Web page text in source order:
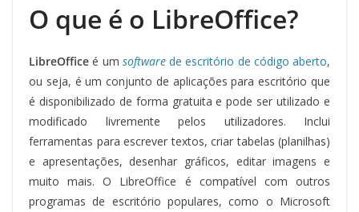
O que é o LibreOffice?
LibreOffice é um softwarede escritório de código aberto,
ou seja, é um conjunto de aplicações para escritório que
é disponibilizado de forma gratuita e pode ser utilizado e
modificado livremente pelos utilizadores. Inclui
ferramentas para escrever textos, criar tabelas (planilhas)
e apresentações, desenhar gráficos, editar imagens e
muito mais. O LibreOffice é compatível com outros
programas de escritório populares, como o Microsoft